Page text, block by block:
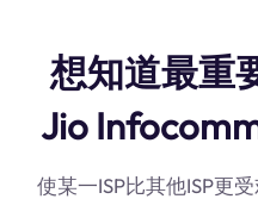
想知道最重
Jio
使某一ISP比其他ISP更